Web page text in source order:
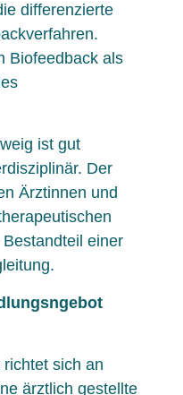
differenzierte
Biofeedback als
ist gut
Der
Ärztinnen und
einer
sich an
ärztlich gestellte